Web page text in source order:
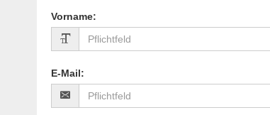
Vorname:
E-Mail: